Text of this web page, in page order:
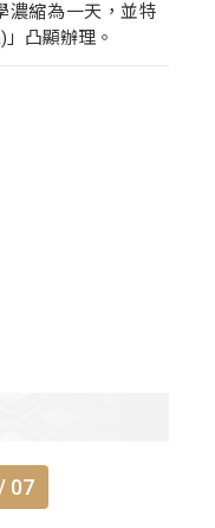
濃縮為一天，並特
」凸顯辦理。
07